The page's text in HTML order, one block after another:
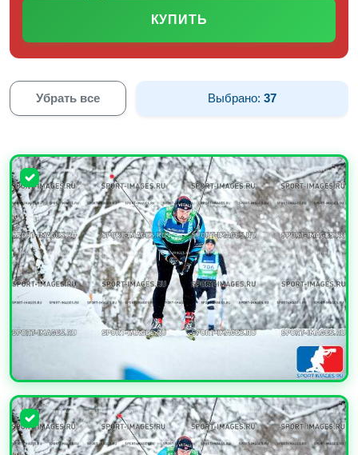
КУПИТЬ
Убрать все Выбрано:37
УВЕЛИЧИТЬ